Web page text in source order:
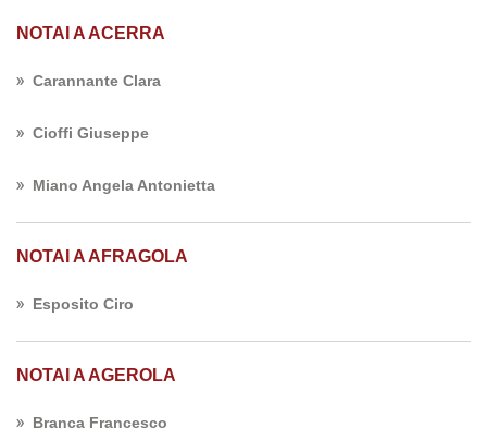
NOTAI A ACERRA
Carannante Clara
Cioffi Giuseppe
Miano Angela Antonietta
NOTAI A AFRAGOLA
Esposito Ciro
NOTAI A AGEROLA
Branca Francesco